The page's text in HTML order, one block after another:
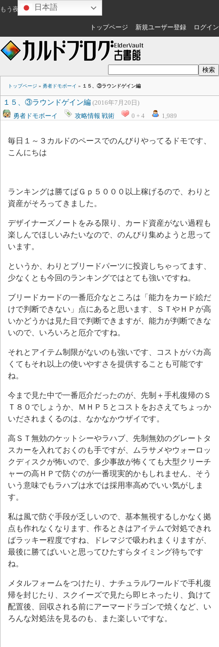
もう夜ですね ゲスト
トップページ 新規ユーザー登録 ログイン
トップページ » 勇者ドモボーイ » １５、③ラウンドゲイン編
１５、③ラウンドゲイン編 (2016年7月20日)
勇者ドモボーイ
攻略情報 戦術 0 + 4 1,989
毎日１～３カルドのペースでのんびりやってるドモです、
こんにちは
ランキングは勝てばＧｐ５０００以上稼げるので、わりと
資産がそろってきました。
デザイナーズノートをみる限り、カード資産がない過程も
楽しんでほしいみたいなので、のんびり集めようと思って
います。
というか、わりとブリードパーツに投資しちゃってます、
少なくとも今回のランキングではとても強いですね。
ブリードカードの一番厄介なところは「能力をカード絵だ
けで判断できない」点にあると思います、ＳＴやＨＰが高
いかどうかは見た目で判断できますが、能力が判断できな
いので、いろいろと厄介ですね。
それとアイテム制限がないのも強いです、コストがバカ高
くてもそれ以上の使いやすさを提供することも可能です
ね。
今まで見た中で一番厄介だったのが、先制＋手札復帰のＳ
Ｔ８０でしょうか、ＭＨＰ５とコストをおさえてちょっか
いだされまくるのは、なかなかウザイです。
高ＳＴ無効のケットシーやラハブ、先制無効のグレートタ
スカーを入れておくのも手ですが、ムラサメやウォーロッ
クディスクが怖いので、多少事故が怖くても大型クリーチ
ャーの高ＨＰで防ぐのが一番現実的かもしれません、そう
いう意味でもラハブは水では採用率高めでいい気がしま
す。
私は風で防ぐ手段が乏しいので、基本無視するしかなく拠
点も作れなくなります、作るときはアイテムで対処できれ
ばラッキー程度ですね、ドレマジで吸われまくりますが、
最後に勝てばいいと思ってひたすらタイミング待ちです
ね。
メタルフォームをつけたり、ナチュラルワールドで手札復
帰を封じたり、スクイーズで見たら即ヒネったり、負けて
配置後、回収される前にアーマードラゴンで焼くなど、い
ろんな対処法を見るのも、また楽しいですな。
日本語